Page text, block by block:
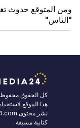
ومن المتوقع حدوث
"الناس"
كل الحقوق
هذا الموقع
كتابية مسبقة.